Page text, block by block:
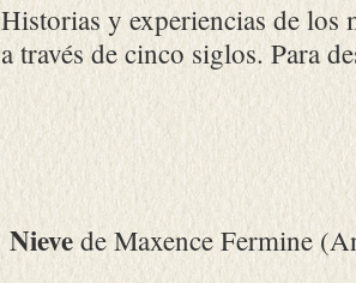
Historias y experiencias de los
a través de cinco siglos. Para
Nieve de Maxence Fermine